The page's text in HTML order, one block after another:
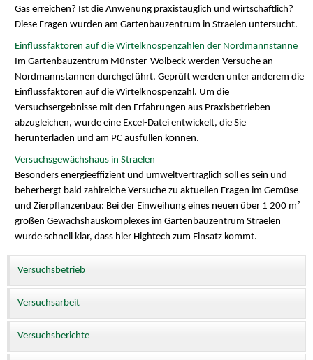
Gas erreichen? Ist die Anwenung praxistauglich und wirtschaftlich?
Diese Fragen wurden am Gartenbauzentrum in Straelen untersucht.
Einflussfaktoren auf die Wirtelknospenzahlen der Nordmannstanne
Im Gartenbauzentrum Münster-Wolbeck werden Versuche an
Nordmannstannen durchgeführt. Geprüft werden unter anderem die
Einflussfaktoren auf die Wirtelknospenzahl. Um die
Versuchsergebnisse mit den Erfahrungen aus Praxisbetrieben
abzugleichen, wurde eine Excel-Datei entwickelt, die Sie
herunterladen und am PC ausfüllen können.
Versuchsgewächshaus in Straelen
Besonders energieeffizient und umweltverträglich soll es sein und
beherbergt bald zahlreiche Versuche zu aktuellen Fragen im Gemüse-
und Zierpflanzenbau: Bei der Einweihung eines neuen über 1 200 m²
großen Gewächshauskomplexes im Gartenbauzentrum Straelen
wurde schnell klar, dass hier Hightech zum Einsatz kommt.
Versuchsbetrieb
Versuchsarbeit
Versuchsberichte